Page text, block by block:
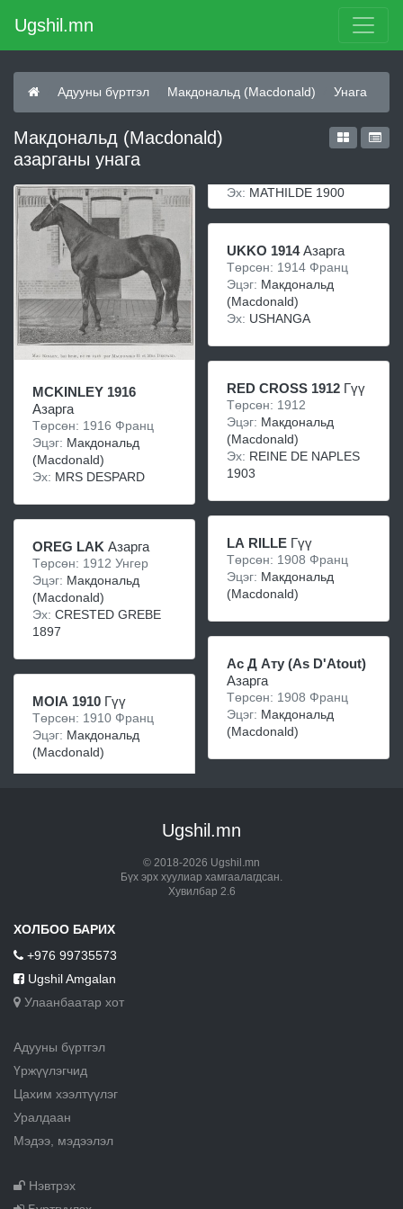
Ugshil.mn
Адууны бүртгэл Макдональд (Macdonald) Унага
Макдональд (Macdonald)
азарганы унага
MCKINLEY 1916
Азарга
Төрсөн: 1916 Франц
Эцэг: Макдональд
(Macdonald)
Эх: MRS DESPARD
OREG LAK Азарга
Төрсөн: 1912 Унгер
Эцэг: Макдональд
(Macdonald)
Эх: CRESTED GREBE
1897
MOIA 1910 Гүү
Төрсөн: 1910 Франц
Эцэг: Макдональд
(Macdonald)
Эх: MATHILDE 1900
UKKO 1914Азарга
Төрсөн: 1914 Франц
Эцэг: Макдональд
(Macdonald)
Эх: USHANGA
RED CROSS 1912 Гүү
Төрсөн: 1912
Эцэг: Макдональд
(Macdonald)
Эх: REINE DE NAPLES
1903
LA RILLE Гүү
Төрсөн: 1908 Франц
Эцэг: Макдональд
(Macdonald)
Ас Д Ату (As D'Atout)
Азарга
Төрсөн: 1908 Франц
Эцэг: Макдональд
(Macdonald)
Ugshil.mn
© 2018-2026 Ugshil.mn
Бүх эрх хуулиар хамгаалагдсан.
Хувилбар 2.6
ХОЛБОО БАРИХ
+976 99735573
Ugshil Amgalan
Улаанбаатар хот
Адууны бүртгэл
Үржүүлэгчид
Цахим хээлтүүлэг
Уралдаан
Мэдээ, мэдээлэл
Нэвтрэх